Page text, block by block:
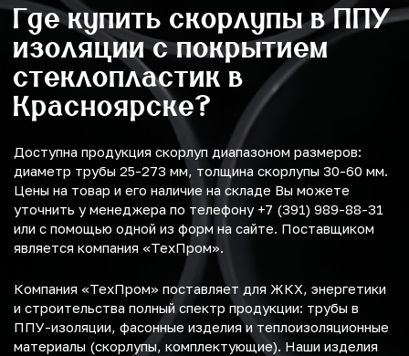
Где купить скорлупы в ППУ
изоляции с покрытием
стеклопластик в
Красноярске?
Доступна продукция скорлуп диапазоном размеров:
диаметр трубы 25-273 мм, толщина скорлупы 30-60 мм.
Цены на товар и его наличие на складе Вы можете
уточнить у менеджера по телефону +7 (391) 989-88-31
или с помощью одной из форм на сайте. Поставщиком
является компания «ТехПром».
Компания «ТехПром» поставляет для ЖКХ, энергетики
и строительства полный спектр продукции: трубы в
ППУ-изоляции, фасонные изделия и теплоизоляционные
материалы (скорлупы, комплектующие). Наши изделия